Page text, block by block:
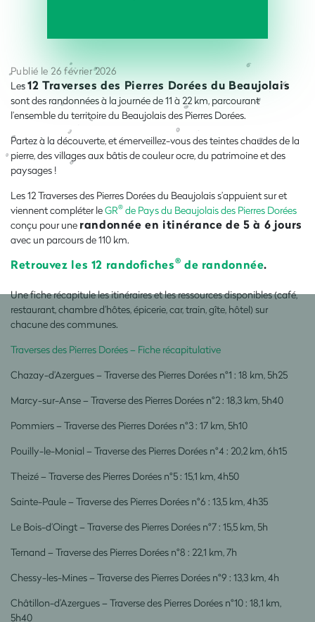
Publié le 26 février 2026
Les12 Traverses des Pierres Dorées du Beaujolais
sont des randonnées à la journée de 11 à 22 km, parcourant
l’ensemble du territoire du Beaujolais des Pierres Dorées.
Partez à la découverte, et émerveillez-vous des teintes chaudes de la
pierre, des villages aux bâtis de couleur ocre, du patrimoine et des
paysages !
Les 12 Traverses des Pierres Dorées du Beaujolais s’appuient sur et
viennent compléter leGR® de Pays du Beaujolais des Pierres Dorées
conçu pour une randonnée en itinérance de 5 à 6 jours
avec un parcours de 110 km.
Retrouvez les 12 randofiches® de randonnée.
Une fiche récapitule les itinéraires et les ressources disponibles (café,
restaurant, chambre d’hôtes, épicerie, car, train, gîte, hôtel) sur
chacune des communes.
Traverses des Pierres Dorées – Fiche récapitulative
Chazay-d’Azergues – Traverse des Pierres Dorées n°1 : 18 km, 5h25
Marcy-sur-Anse – Traverse des Pierres Dorées n°2: 18,3 km, 5h40
Pommiers – Traverse des Pierres Dorées n°3: 17 km, 5h10
Pouilly-le-Monial – Traverse des Pierres Dorées n°4: 20,2 km, 6h15
Theizé – Traverse des Pierres Dorées n°5: 15,1 km, 4h50
Sainte-Paule – Traverse des Pierres Dorées n°6 : 13,5 km, 4h35
Le Bois-d’Oingt – Traverse des Pierres Dorées n°7: 15,5 km, 5h
Ternand – Traverse des Pierres Dorées n°8 : 22,1 km, 7h
Chessy-les-Mines – Traverse des Pierres Dorées n°9 : 13,3 km, 4h
Châtillon-d’Azergues – Traverse des Pierres Dorées n°10: 18,1 km,
5h40